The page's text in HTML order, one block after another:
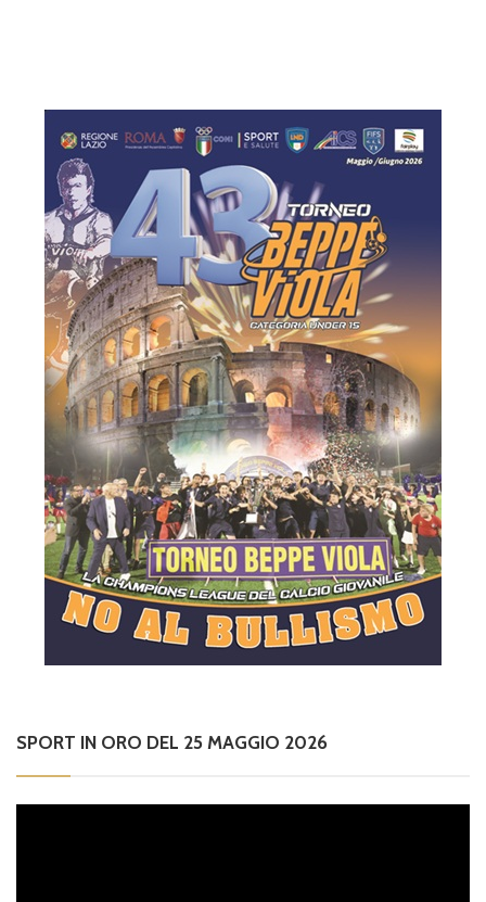
SPORT IN ORO DEL 25 MAGGIO 2026